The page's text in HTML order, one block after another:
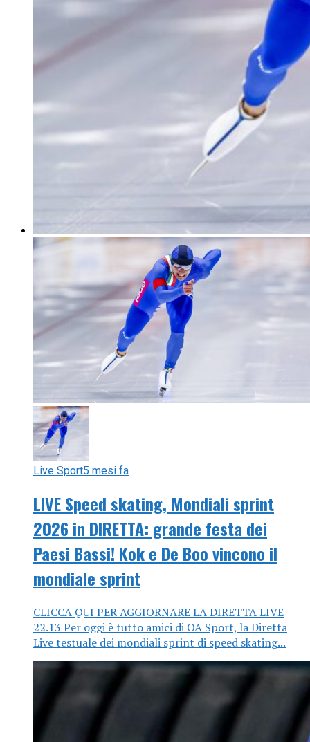
Live Sport5 mesi fa
LIVE Speed skating, Mondiali sprint
2026 in DIRETTA: grande festa dei
Paesi Bassi! Kok e De Boo vincono il
mondiale sprint
CLICCA QUI PER AGGIORNARE LA DIRETTA LIVE
22.13 Per oggi è tutto amici di OA Sport, la Diretta
Live testuale dei mondiali sprint di speed skating...